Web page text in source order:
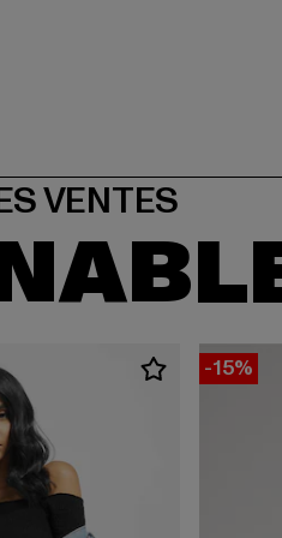
-15%